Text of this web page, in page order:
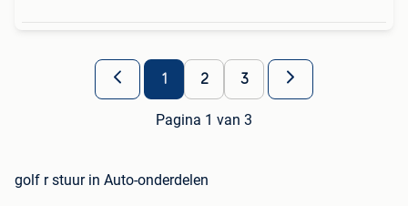
1 2 3
Pagina 1 van 3
golf r stuur in Auto-onderdelen